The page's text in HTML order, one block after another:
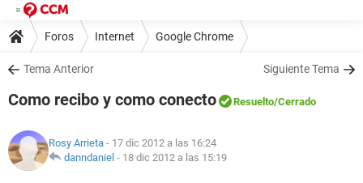
Foros Internet Google Chrome
Tema Anterior Siguiente Tema
Como recibo y como conecto Resuelto/Cerrado
Rosy Arrieta - 17 dic 2012 a las 16:24
danndaniel - 18 dic 2012 a las 15:19